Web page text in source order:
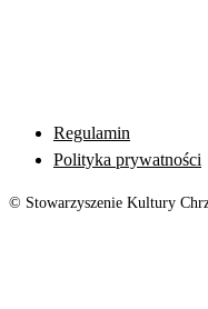
Regulamin
Polityka prywatności
© Stowarzyszenie Kultury